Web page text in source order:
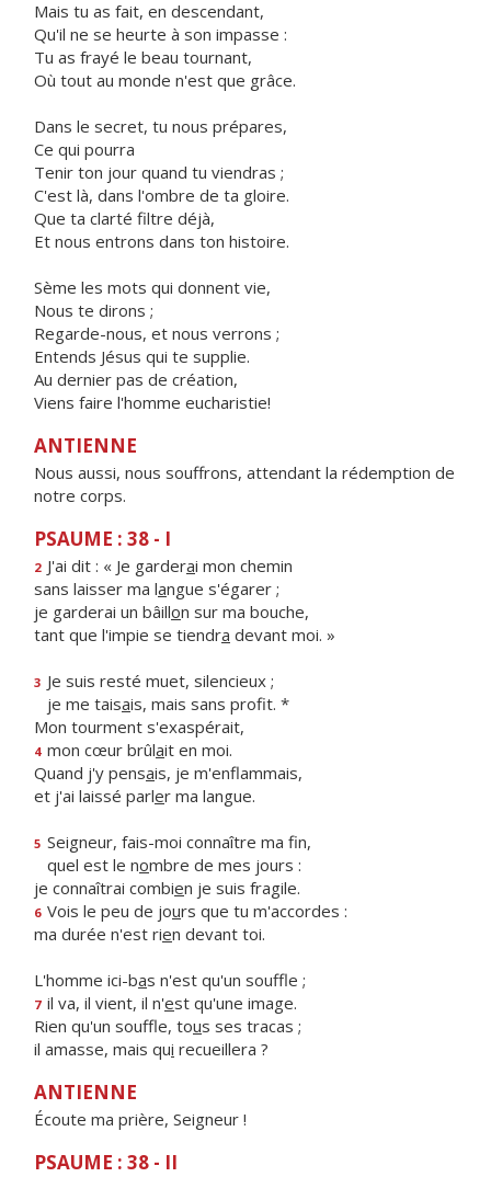
Mais tu as fait, en descendant,
Qu'il ne se heurte à son impasse :
Tu as frayé le beau tournant,
Où tout au monde n'est que grâce.
Dans le secret, tu nous prépares,
Ce qui pourra
Tenir ton jour quand tu viendras ;
C'est là, dans l'ombre de ta gloire.
Que ta clarté filtre déjà,
Et nous entrons dans ton histoire.
Sème les mots qui donnent vie,
Nous te dirons ;
Regarde-nous, et nous verrons ;
Entends Jésus qui te supplie.
Au dernier pas de création,
Viens faire l'homme eucharistie!
ANTIENNE
Nous aussi, nous souffrons, attendant la rédemption de
notre corps.
PSAUME : 38 - I
2 J'ai dit : « Je garderai mon chemin
sans laisser ma langue s'égarer ;
je garderai un bâillon sur ma bouche,
tant que l'impie se tiendra devant moi. »
3 Je suis resté muet, silencieux ;
je me taisais, mais sans profit. *
Mon tourment s'exaspérait,
4 mon cœur brûlait en moi.
Quand j'y pensais, je m'enflammais,
et j'ai laissé parler ma langue.
5 Seigneur, fais-moi connaître ma fin,
quel est le nombre de mes jours :
je connaîtrai combien je suis fragile.
6 Vois le peu de jours que tu m'accordes :
ma durée n'est rien devant toi.
L'homme ici-bas n'est qu'un souffle ;
7 il va, il vient, il n'est qu'une image.
Rien qu'un souffle, tous ses tracas ;
il amasse, mais qui recueillera ?
ANTIENNE
Écoute ma prière, Seigneur !
PSAUME : 38 - II